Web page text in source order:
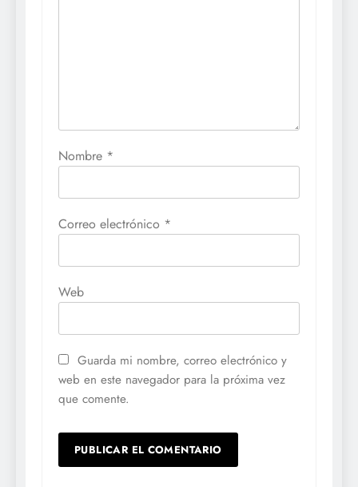
Nombre *
Correo electrónico *
Web
Guarda mi nombre, correo electrónico y
web en este navegador para la próxima vez
que comente.